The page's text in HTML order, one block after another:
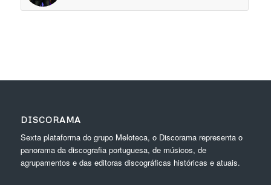
DISCORAMA
Sexta plataforma do grupo Meloteca, o Discorama representa o
panorama da discografia portuguesa, de músicos, de
agrupamentos e das editoras discográficas históricas e atuais.